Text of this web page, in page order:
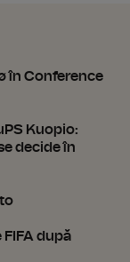
în Conference
Kuopio:
decide în
după